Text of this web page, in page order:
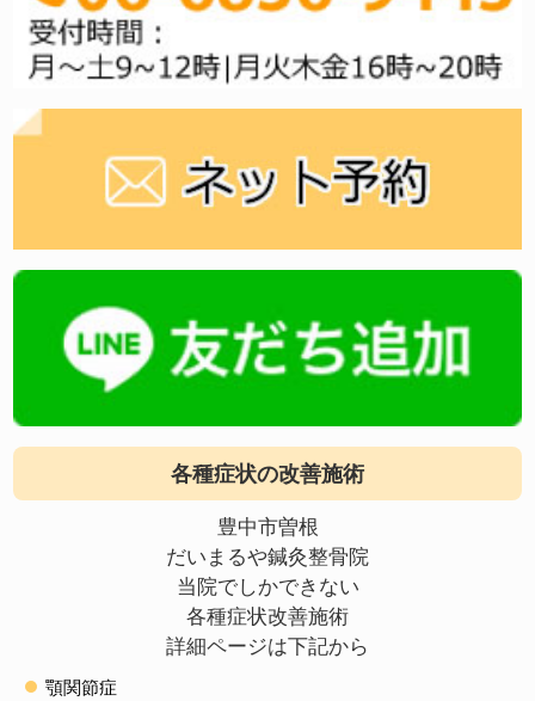
各種症状の改善施術
豊中市曽根
だいまるや鍼灸整骨院
当院でしかできない
各種症状改善施術
詳細ページは下記から
顎関節症